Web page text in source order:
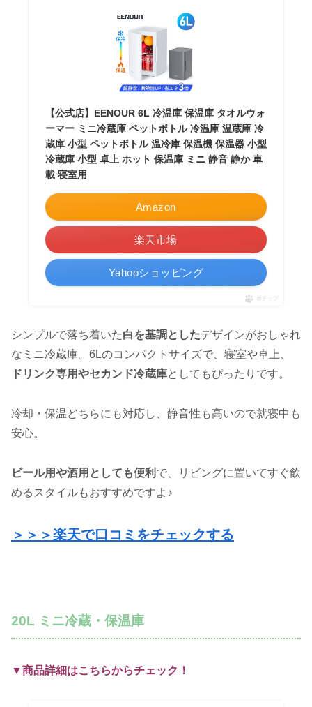
【公式店】EENOUR 6L 冷温庫 保温庫 タオルウォ
ーマー ミニ冷蔵庫 ペットボトル 冷温庫 温蔵庫 冷
蔵庫 小型 ペットボトル 温冷庫 保温機 保温器 小型
冷蔵庫 小型 卓上 ホット 保温庫 ミニ 静音 静か 車
載 寝室用
Amazon
楽天市場
Yahooショッピング
ポチップ
シンプルで落ち着いた白を基調としたデザインがおしゃれ
なミニ冷蔵庫。6Lのコンパクトサイズで、寝室や卓上、
ドリンク専用やセカンド冷蔵庫としてもぴったりです。
冷却・保温どちらにも対応し、静音性も高いので就寝中も
安心。
ビール用や酒用としても便利 で、リビングに置いてすぐ飲
めるスタイルもおすすめですよ♪
＞＞＞楽天で口コミをチェックする
20L ミニ冷蔵・保温庫
▼商品詳細はこちらからチェック！